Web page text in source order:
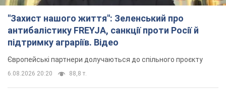
"Захист нашого життя": Зеленський про
антибалістику FREYJA, санкції проти Росії й
підтримку аграріїв. Відео
Європейські партнери долучаються до спільного проєкту
6.08.2026 20:20 88,8 т.